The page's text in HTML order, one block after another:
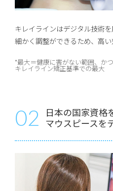
キレイラインはデジタル技術
細かく調整ができるため、高い
*最大＝健康に害がない範囲、か
キレイライン矯正基準での最大
02
日本の国家資格
マウスピースを